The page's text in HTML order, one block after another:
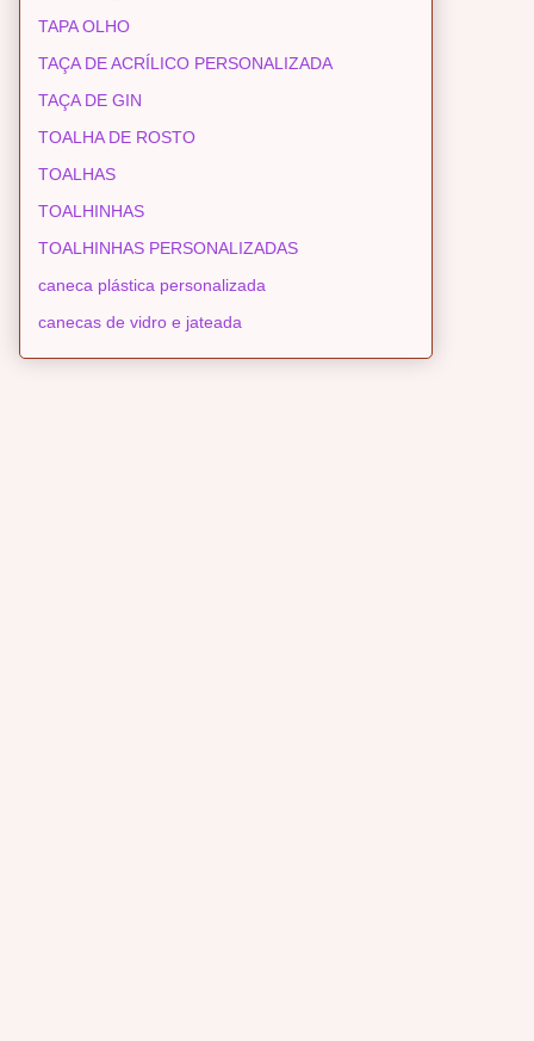
TAPA OLHO
TAÇA DE ACRÍLICO PERSONALIZADA
TAÇA DE GIN
TOALHA DE ROSTO
TOALHAS
TOALHINHAS
TOALHINHAS PERSONALIZADAS
caneca plástica personalizada
canecas de vidro e jateada